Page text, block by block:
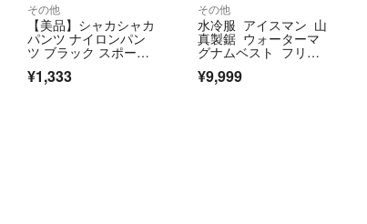
その他
【美品】シャカシャカ
パンツ ナイロンパン
ツ ブラック スポー
¥1,333
その他
水冷服 アイスマン 山
真製鋸 ウォーターマ
グナムベスト フリー
−Ｆ
¥9,999